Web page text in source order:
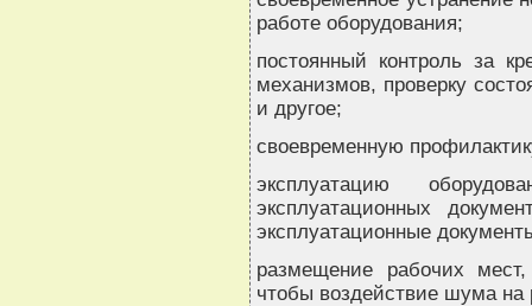
работе оборудования;
постоянный контроль за
механизмов, проверку
и другое;
своевременную
эксплуатацию
эксплуатационных
эксплуатационные
размещение рабочих
чтобы воздействие шума